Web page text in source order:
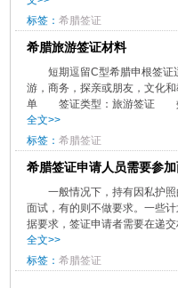
标签： 希腊签证
希腊旅游签证材料
短期逗留C型希腊申根签
游，商务，探亲或朋友，文化
单 签证类型：旅游签证
全文>>
标签： 希腊签证
希腊签证申请人员需要参加
一般情况下，持有因私护
面试，有的则不做要求。一些
据要求，签证申请者需要在递
全文>>
标签： 希腊签证